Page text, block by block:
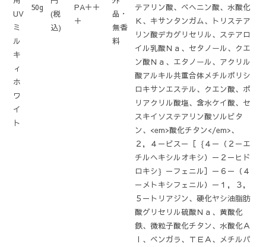
UV
ミ
ル
キ
ィ
ホ
ワ
イ
ト
50g
(税
込)
PA＋＋
＋
品・
無香
料
テアリン酸、ベヘニン酸、水酸化
Ｋ、キサンタンガム、トリステア
リン酸デカグリセリル、ステアロ
イル乳酸Ｎａ、セタノール、クエ
ン酸Ｎａ、エタノール、アクリル
酸アルキル共重合体メチルポリシ
ロキサンエステル、クエン酸、ポ
リアクリル酸塩、含水ケイ酸、セ
スキイソステアリン酸ソルビタ
ン、<em>酸化チタン</em>、
２，４－ビス－［｛４－（２－エ
チルヘキシルオキシ）－２－ヒド
ロキシ｝－フェニル］－６－（４
－メトキシフェニル）－１，３，
５－トリアジン、硬化ヤシ油脂肪
酸グリセリル硫酸Ｎａ、黄酸化
鉄、微粒子酸化チタン、水酸化Ａ
ｌ、ベンガラ、ＴＥＡ、メチルパ